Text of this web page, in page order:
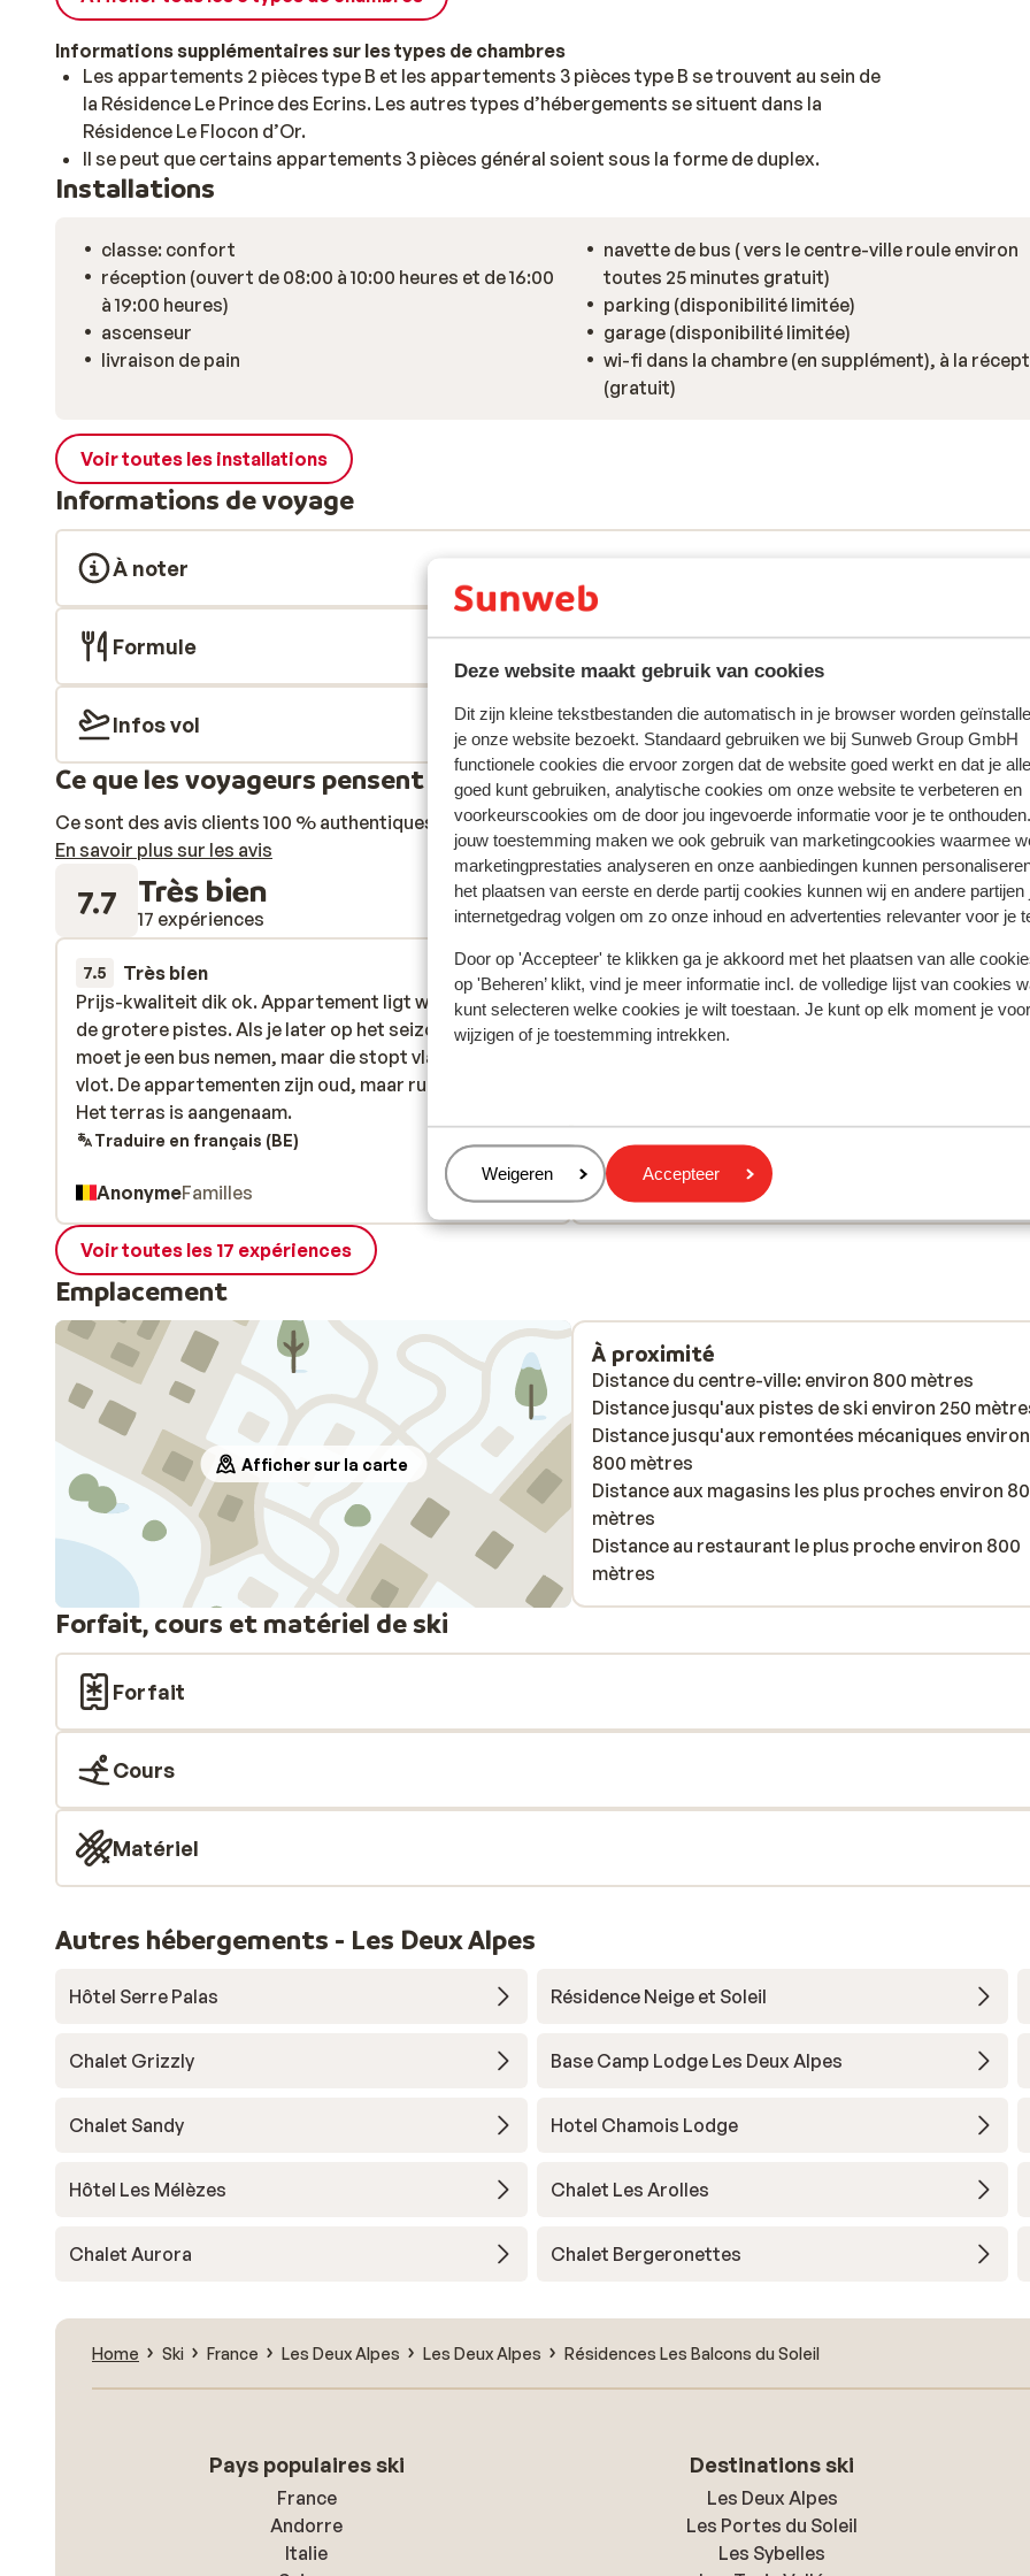
Deze website maakt gebruik van cookies
Dit zijn kleine tekstbestanden die automatisch in je browser worden
je onze website bezoekt. Standaard gebruiken we bij Sunweb Group GmbH
functionele cookies die ervoor zorgen dat de website goed werkt en dat je
goed kunt gebruiken, analytische cookies om onze website te verbeteren en
voorkeurscookies om de door jou ingevoerde informatie voor je te
jouw toestemming maken we ook gebruik van marketingcookies waarmee
marketingprestaties analyseren en onze aanbiedingen kunnen
het plaatsen van eerste en derde partij cookies kunnen wij en andere partijen
internetgedrag volgen om zo onze inhoud en advertenties relevanter voor je
Door op 'Accepteer' te klikken ga je akkoord met het plaatsen van alle
op 'Beheren’ klikt, vind je meer informatie incl. de volledige lijst van cookies
kunt selecteren welke cookies je wilt toestaan. Je kunt op elk moment je
wijzigen of je toestemming intrekken.
Beheren
Weigeren Accepteer
Informations supplémentaires sur les types de chambres
Les appartements 2 pièces type B et les appartements 3 pièces type B se trouvent au sein de
la Résidence Le Prince des Ecrins. Les autres types d’hébergements se situent dans la
Résidence Le Flocon d’Or.
Il se peut que certains appartements 3 pièces général soient sous la forme de duplex.
Installations
classe: confort
réception (ouvert de 08:00 à 10:00 heures et de 16:00
à 19:00 heures)
ascenseur
livraison de pain
navette de bus ( vers le centre-ville roule environ
toutes 25 minutes gratuit)
parking (disponibilité limitée)
garage (disponibilité limitée)
wi-fi dans la chambre (en supplément), à la
(gratuit)
Voir toutes les installations
Informations de voyage
À noter
Formule
Infos vol
Ce que les voyageurs pensent
Ce sont des avis clients 100 % authentiques qui reflètent fidèlement leur expérience avec notre produit.
En savoir plus sur les avis
7.7 Très bien
17 expériences Réservé le plus par
7.5 Très bien
11 avr. 2026
Prijs-kwaliteit dik ok. Appartement ligt wat verder van
de grotere pistes. Als je later op het seizoen gaat,
moet je een bus nemen, maar die stopt vlakbij en gaat
vlot. De appartementen zijn oud, maar ruim en netjes.
Het terras is aangenaam.
Prijs-kwaliteit dik ok. Appartement ligt wat verder van
de grotere pistes. Als je later op het seizoen gaat,
moet je een bus nemen, maar die stopt vlakbij en gaat
vlot. De appartementen zijn oud, maar ruim en netjes.
Het terras is aangenaam.
Traduire en français (BE)
AnonymeFamilles
Très bien
4 avr.
Basic accommodation, linen not provided for late
check in despite emailing and messaging to ask
views and good location, regular buses into town.
complaints for price of the holiday!
Basic accommodation, linen not provided for late
check in despite emailing and messaging to ask
view...plus
Traduire en français (BE)
Anonyme Familles
Voir toutes les 17 expériences
Emplacement
Afficher sur la carte
À proximité
Distance du centre-ville: environ 800 mètres
Distance jusqu'aux pistes de ski environ 250
Distance jusqu'aux remontées mécaniques environ
800 mètres
Distance aux magasins les plus proches environ
mètres
Distance au restaurant le plus proche environ 800
mètres
Forfait, cours et matériel de ski
Forfait
Cours
Matériel
Autres hébergements - Les Deux Alpes
Hôtel Serre Palas Résidence Neige et Soleil
Chalet Grizzly Base Camp Lodge Les Deux Alpes
Chalet Sandy Hotel Chamois Lodge
Hôtel Les Mélèzes Chalet Les Arolles
Chalet Aurora Chalet Bergeronettes
Home Ski France Les Deux Alpes Les Deux Alpes Résidences Les Balcons du Soleil
Pays populaires ski
France
Andorre
Italie
Destinations ski
Les Deux Alpes
Les Portes du Soleil
Les Sybelles